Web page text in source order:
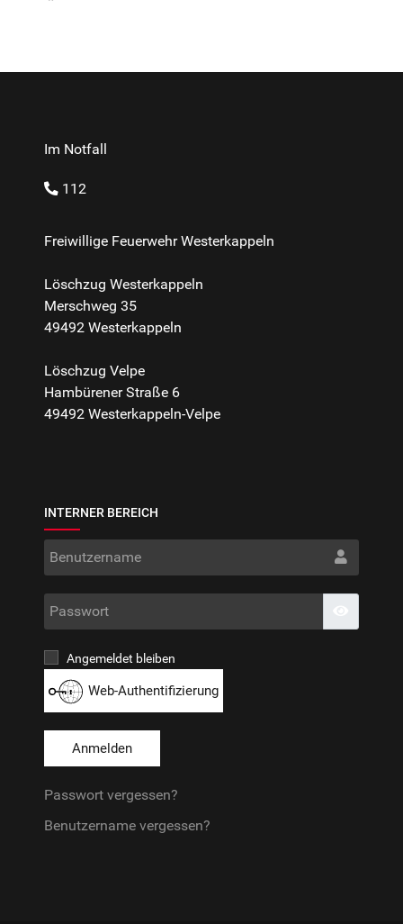
Im Notfall
112
Freiwillige Feuerwehr Westerkappeln
Löschzug Westerkappeln
Merschweg 35
49492 Westerkappeln
Löschzug Velpe
Hambürener Straße 6
49492 Westerkappeln-Velpe
INTERNER BEREICH
Angemeldet bleiben
Web-Authentifizierung
Anmelden
Passwort vergessen?
Benutzername vergessen?